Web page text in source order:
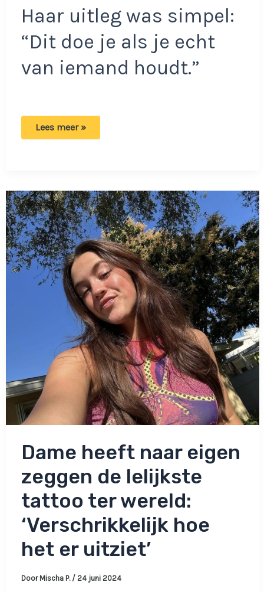
Haar uitleg was simpel:
“Dit doe je als je echt
van iemand houdt.”
Vrouw
met
naam
van
vriend
op
voorhoofd
laat
zetten!
Lees meer »
Dame heeft naar eigen
zeggen de lelijkste
tattoo ter wereld:
‘Verschrikkelijk hoe
het er uitziet’
Door Mischa P. / 24 juni 2024